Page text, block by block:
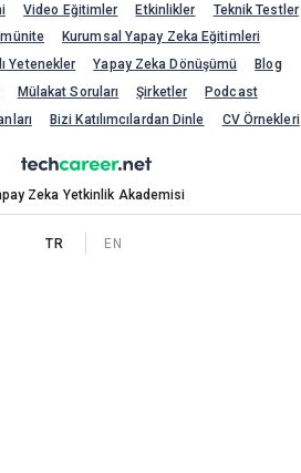
Video Eğitimler Etkinlikler
Teknik Testler
Kurumsal Yapay Zeka Eğitimleri
Yetenekler
Yapay Zeka Dönüşümü
Blog
Mülakat Soruları Şirketler
Podcast
Bizi Katılımcılardan Dinle CV Örnekleri
Zeka Yetkinlik Akademisi
TR EN